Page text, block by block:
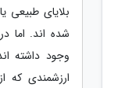
بلایای طبیعی
شده اند. اما
وجود داشته
ارزشمندی که